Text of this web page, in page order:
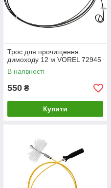
Трос для прочищення
димоходу 12 м VOREL 72945
В наявності
550 ₴
Купити